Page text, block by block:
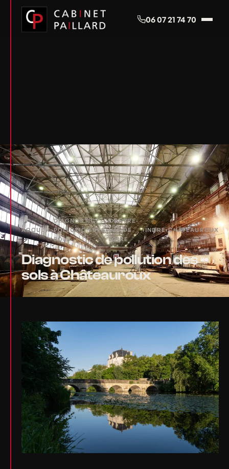
06 07 21 74 70
ACCUEIL›
DIAGNOSTIC
POLLUTION DES
SOLS
›
CENTRE-
VAL DE
LOIRE
›INDRE›CHÂTEAUROUX
Diagnostic de pollution des
sols à Châteauroux
Panneau de gestion des cookies